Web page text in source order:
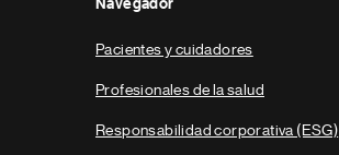
Navegador
Pacientes y cuidadores
Profesionales de la salud
Responsabilidad corporativa (ESG)